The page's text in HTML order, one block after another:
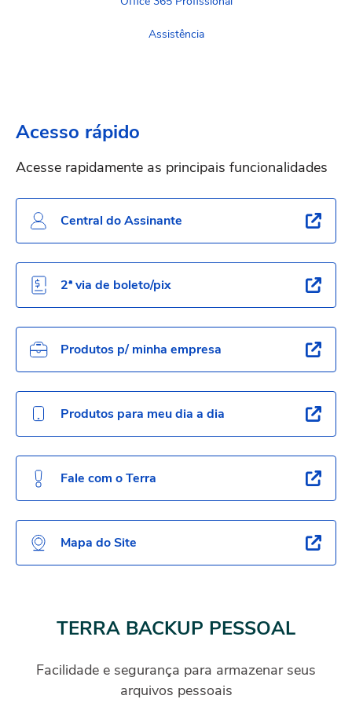
Assistência
Acesso rápido
Acesse rapidamente as principais funcionalidades
Central do Assinante
2ª via de boleto/pix
Produtos p/ minha empresa
Produtos para meu dia a dia
Fale com o Terra
Mapa do Site
TERRA BACKUP PESSOAL
Facilidade e segurança para armazenar seus
arquivos pessoais